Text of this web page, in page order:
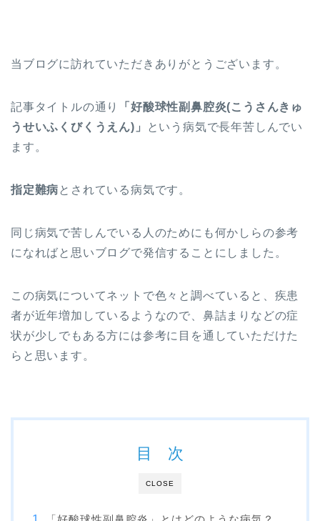
当ブログに訪れていただきありがとうございます。
記事タイトルの通り
「好酸球性副鼻腔炎(こうさんきゅ
うせいふくびくうえん)」
という病気で長年苦しんでい
ます。
指定難病 とされている病気です。
同じ病気で苦しんでいる人のためにも何かしらの参考
になればと思いブログで発信することにしました。
この病気についてネットで色々と調べていると、疾患
者が近年増加しているようなので、鼻詰まりなどの症
状が少しでもある方には参考に目を通していただけた
らと思います。
CLOSE
目 次